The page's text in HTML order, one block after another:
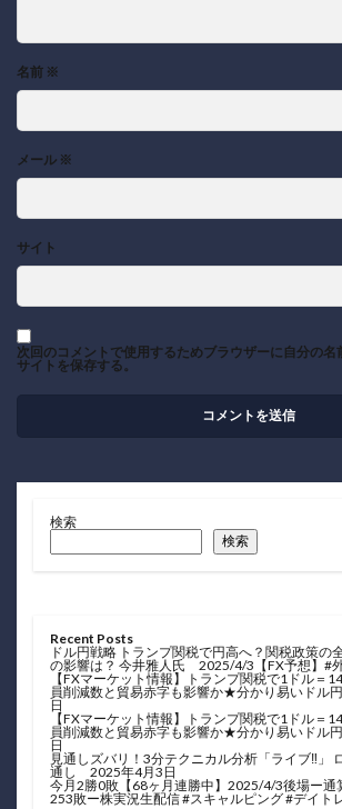
名前 ※
メール ※
サイト
次回のコメントで使用するためブラウザーに自分の名
サイトを保存する。
検索
検索
Recent Posts
ドル円戦略 トランプ関税で円高へ？関税政策の
の影響は？ 今井雅人氏 2025/4/3【FX予想】#
【FXマーケット情報】トランプ関税で1ドル＝
員削減数と貿易赤字も影響か★分かり易いドル
日
【FXマーケット情報】トランプ関税で1ドル＝
員削減数と貿易赤字も影響か★分かり易いドル
日
見通しズバリ！3分テクニカル分析「ライブ‼」
通し 2025年4月3日
今月2勝0敗【68ヶ月連勝中】2025/4/3後場ー
253敗ー株実況生配信 #スキャルピング #デイト